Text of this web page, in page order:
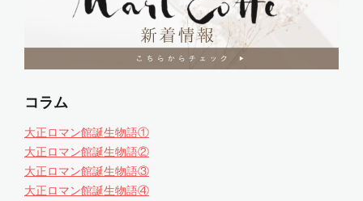
コラム
大正ロマン館誕生物語①
大正ロマン館誕生物語②
大正ロマン館誕生物語③
大正ロマン館誕生物語④